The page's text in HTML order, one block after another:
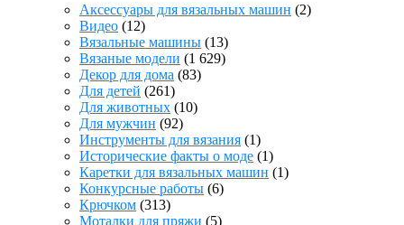
Аксессуары для вязальных машин (2)
Видео (12)
Вязальные машины (13)
Вязаные модели (1 629)
Декор для дома (83)
Для детей (261)
Для животных (10)
Для мужчин (92)
Инструменты для вязания (1)
Исторические факты о моде (1)
Каретки для вязальных машин (1)
Конкурсные работы (6)
Крючком (313)
Моталки для пряжи (5)